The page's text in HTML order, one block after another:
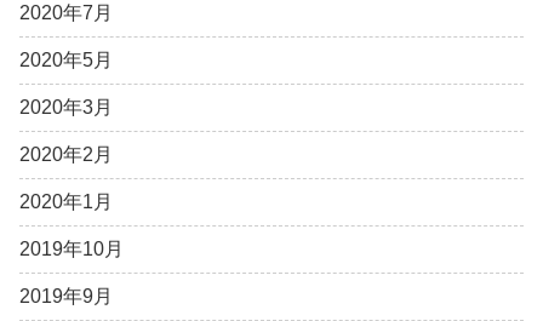
2020年7月
2020年5月
2020年3月
2020年2月
2020年1月
2019年10月
2019年9月